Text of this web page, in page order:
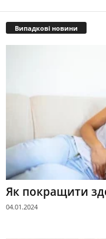
Випадкові новини
Як покращити
04.01.2024